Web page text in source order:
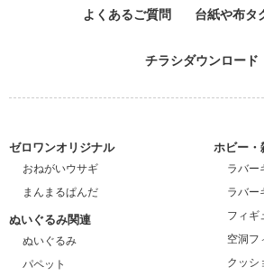
よくあるご質問 台紙や布タ
チラシダウンロード
ゼロワンオリジナル
おねがいウサギ
まんまるぱんだ
ぬいぐるみ関連
ぬいぐるみ
パペット
ホビー・
ラバー
ラバー
フィギ
空洞フ
クッシ